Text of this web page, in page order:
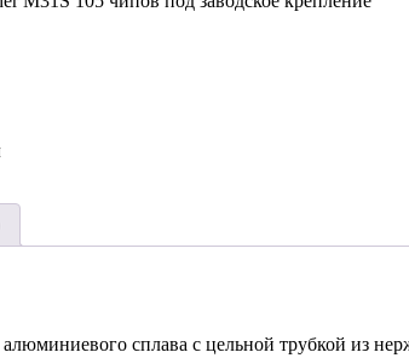
сплава с цельной трубкой из